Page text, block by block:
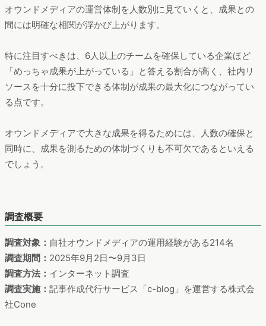
オウンドメディアの運営体制を人数別に見ていくと、成果との
間には明確な相関が浮かび上がります。
特に注目すべきは、6人以上のチームを確保している企業ほど
「めっちゃ成果が上がっている」と答える割合が高く、社内リ
ソースを十分に投下できる体制が成果の最大化につながってい
る点です。
オウンドメディアで大きな成果を得るためには、人数の確保と
同時に、成果を測るための体制づくりも不可欠であるといえる
でしょう。
調査概要
調査対象： 自社オウンドメディアの運用経験がある214名
調査期間： 2025年9月2日〜9月3日
調査方法： インターネット調査
調査実施： 記事作成代行サービス「c-blog」を運営する株式会
社Cone